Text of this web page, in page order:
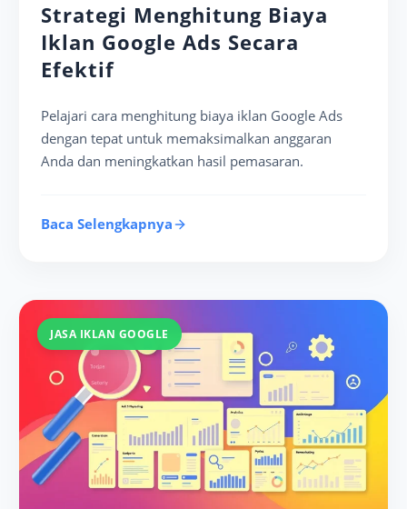
Strategi Menghitung Biaya
Iklan Google Ads Secara
Efektif
Pelajari cara menghitung biaya iklan Google Ads
dengan tepat untuk memaksimalkan anggaran
Anda dan meningkatkan hasil pemasaran.
Baca Selengkapnya
JASA IKLAN GOOGLE